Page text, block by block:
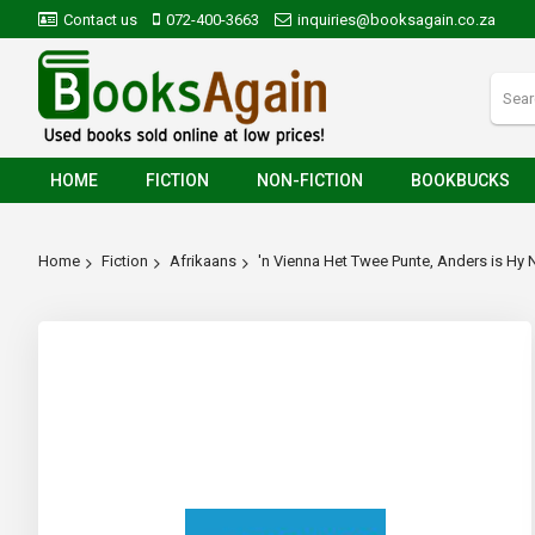
Contact us 072-400-3663 inquiries@booksagain.co.za
HOME FICTION NON-FICTION BOOKBUCKS
Home Fiction Afrikaans 'n Vienna Het Twee Punte, Anders is Hy